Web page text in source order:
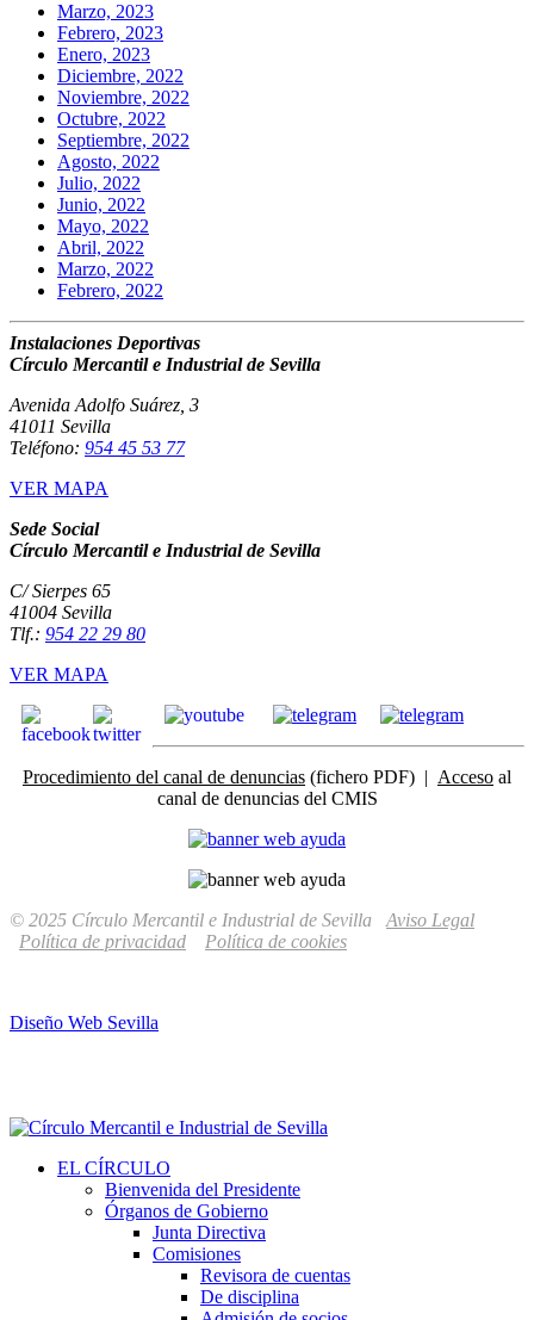
Marzo, 2023
Febrero, 2023
Enero, 2023
Diciembre, 2022
Noviembre, 2022
Octubre, 2022
Septiembre, 2022
Agosto, 2022
Julio, 2022
Junio, 2022
Mayo, 2022
Abril, 2022
Marzo, 2022
Febrero, 2022
Instalaciones Deportivas
Círculo Mercantil e Industrial de Sevilla
Avenida Adolfo Suárez, 3
41011 Sevilla
Teléfono: 954 45 53 77
VER MAPA
Sede Social
Círculo Mercantil e Industrial de Sevilla
C/ Sierpes 65
41004 Sevilla
Tlf.: 954 22 29 80
VER MAPA
Procedimiento del canal de denuncias (fichero PDF) | Acceso al
canal de denuncias del CMIS
© 2025 Círculo Mercantil e Industrial de Sevilla Aviso Legal
Política de privacidad
Política de cookies
Diseño Web Sevilla
EL CÍRCULO
Bienvenida del Presidente
Órganos de Gobierno
Junta Directiva
Comisiones
Revisora de cuentas
De disciplina